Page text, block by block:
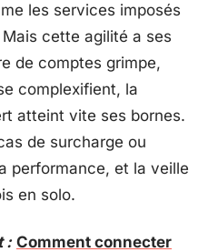
les services imposés
cette agilité a ses
de comptes grimpe,
complexifient, la
atteint vite ses bornes.
de surcharge ou
performance, et la veille
en solo.
: Comment connecter